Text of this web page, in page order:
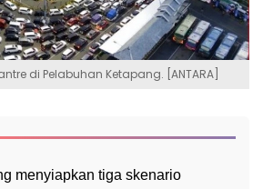
di Pelabuhan Ketapang. [ANTARA]
menyiapkan tiga skenario